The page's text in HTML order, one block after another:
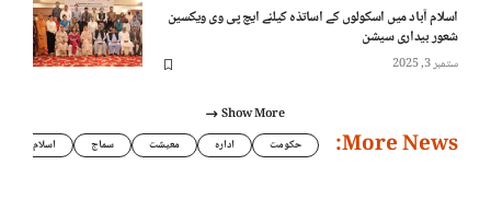
اسلام آباد میں اسکولوں کے اساتذہ کیلئے ایچ پی وی ویکسین
شعور بیداری سیشن
ستمبر 3, 2025
Show More
More News: حکومت ادارہ معیشت سماج اسلام